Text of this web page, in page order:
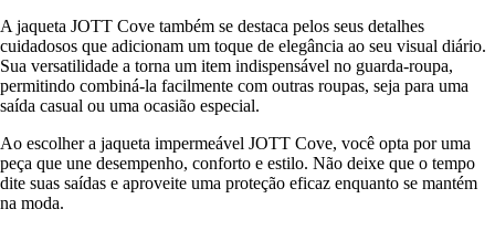
A jaqueta JOTT Cove também se destaca pelos seus detalhes
cuidadosos que adicionam um toque de elegância ao seu visual diário.
Sua versatilidade a torna um item indispensável no guarda-roupa,
permitindo combiná-la facilmente com outras roupas, seja para uma
saída casual ou uma ocasião especial.
Ao escolher a jaqueta impermeável JOTT Cove, você opta por uma
peça que une desempenho, conforto e estilo. Não deixe que o tempo
dite suas saídas e aproveite uma proteção eficaz enquanto se mantém
na moda.